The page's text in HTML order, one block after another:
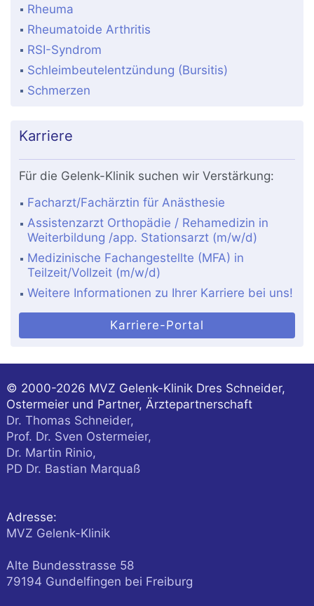
Rheuma
Rheumatoide Arthritis
RSI-Syndrom
Schleimbeutelentzündung (Bursitis)
Schmerzen
Karriere
Für die Gelenk-Klinik suchen wir Verstärkung:
Facharzt/Fachärztin für Anästhesie
Assistenzarzt Orthopädie / Rehamedizin in
Weiterbildung /app. Stationsarzt (m/w/d)
Medizinische Fachangestellte (MFA) in
Teilzeit/Vollzeit (m/w/d)
Weitere Informationen zu Ihrer Karriere bei uns!
Karriere-Portal
© 2000-2026 MVZ Gelenk-Klinik Dres Schneider,
Ostermeier und Partner, Ärztepartnerschaft
Dr. Thomas Schneider,
Prof. Dr. Sven Ostermeier,
Dr. Martin Rinio,
PD Dr. Bastian Marquaß
Adresse:
MVZ Gelenk-Klinik
Alte Bundesstrasse 58
79194 Gundelfingen bei Freiburg